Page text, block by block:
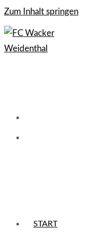
Zum Inhalt springen
START